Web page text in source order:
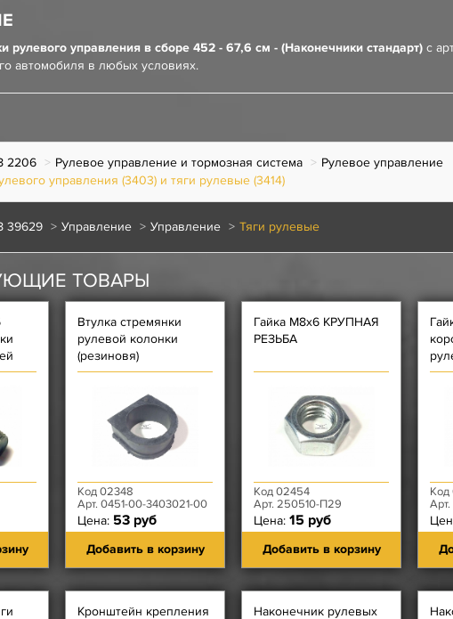
рулевого управления в сборе 452 - 67,6 см - (Наконечники стандарт) с
автомобиля в любых условиях.
2206 Рулевое управление и тормозная система
Рулевое управление
управления (3403) и тяги рулевые (3414)
39629 Управление Управление Тяги рулевые
ТОВАРЫ
Втулка стремянки
рулевой колонки
(резиновя)
Код 02348
Арт. 0451-00-3403021-00
Цена: 53 руб
Добавить в корзину
Гайка М8х6 КРУПНАЯ
РЕЗЬБА
Код 02454
Арт. 250510-П29
Цена: 15 руб
Добавить в корзину
Код
Кронштейн крепления
Наконечник рулевых